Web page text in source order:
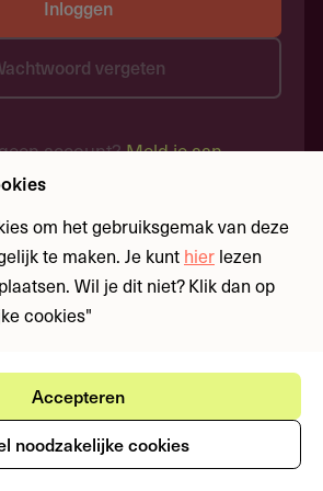
Inloggen
vergeten
account?Meld je aan
om het gebruiksgemak van deze
te maken. Je kunt hier lezen
Wil je dit niet? Klik dan op
cookies"
Accepteren
noodzakelijke cookies